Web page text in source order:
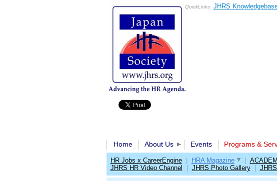
QuickLinks: JHRS
Home About Us Events Programs &
HR Jobs x CareerEngine HRA Magazine
JHRS HR Video Channel
JHRS Photo Gallery